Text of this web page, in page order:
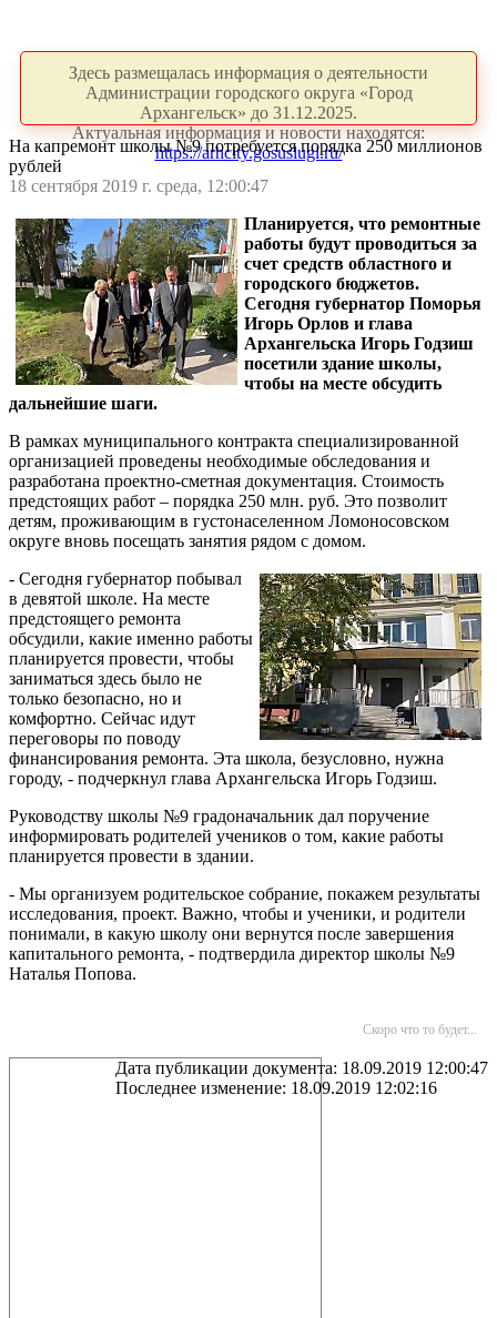
Здесь размещалась информация о деятельности
Администрации городского округа «Город
Архангельск» до 31.12.2025.
Актуальная информация и новости находятся:
https://arhcity.gosuslugi.ru/
На капремонт школы №9 потребуется порядка 250 миллионов
рублей
18 сентября 2019 г. среда, 12:00:47
Планируется, что ремонтные
работы будут проводиться за
счет средств областного и
городского бюджетов.
Сегодня губернатор Поморья
Игорь Орлов и глава
Архангельска Игорь Годзиш
посетили здание школы,
чтобы на месте обсудить
дальнейшие шаги.
В рамках муниципального контракта специализированной
организацией проведены необходимые обследования и
разработана проектно-сметная документация. Стоимость
предстоящих работ – порядка 250 млн. руб. Это позволит
детям, проживающим в густонаселенном Ломоносовском
округе вновь посещать занятия рядом с домом.
- Сегодня губернатор побывал
в девятой школе. На месте
предстоящего ремонта
обсудили, какие именно работы
планируется провести, чтобы
заниматься здесь было не
только безопасно, но и
комфортно. Сейчас идут
переговоры по поводу
финансирования ремонта. Эта школа, безусловно, нужна
городу, - подчеркнул глава Архангельска Игорь Годзиш.
Руководству школы №9 градоначальник дал поручение
информировать родителей учеников о том, какие работы
планируется провести в здании.
- Мы организуем родительское собрание, покажем результаты
исследования, проект. Важно, чтобы и ученики, и родители
понимали, в какую школу они вернутся после завершения
капитального ремонта, - подтвердила директор школы №9
Наталья Попова.
Скоро что то будет...
Дата публикации документа: 18.09.2019 12:00:47
Последнее изменение: 18.09.2019 12:02:16